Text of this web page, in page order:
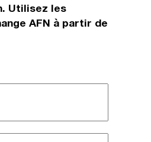
Utilisez les
AFN à partir de